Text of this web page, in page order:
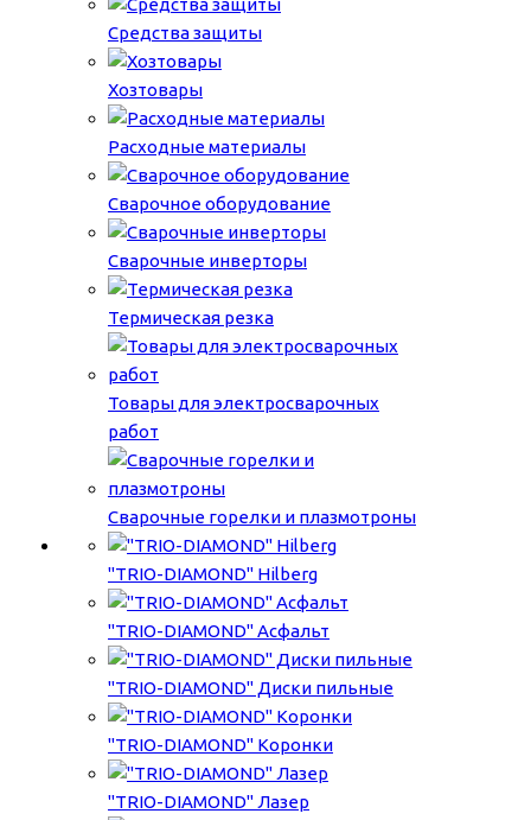
Средства защиты
Хозтовары
Расходные материалы
Сварочное оборудование
Сварочные инверторы
Термическая резка
Товары для электросварочных
работ
Сварочные горелки и плазмотроны
"TRIO-DIAMOND" Hilberg
"TRIO-DIAMOND" Асфальт
"TRIO-DIAMOND" Диски пильные
"TRIO-DIAMOND" Коронки
"TRIO-DIAMOND" Лазер